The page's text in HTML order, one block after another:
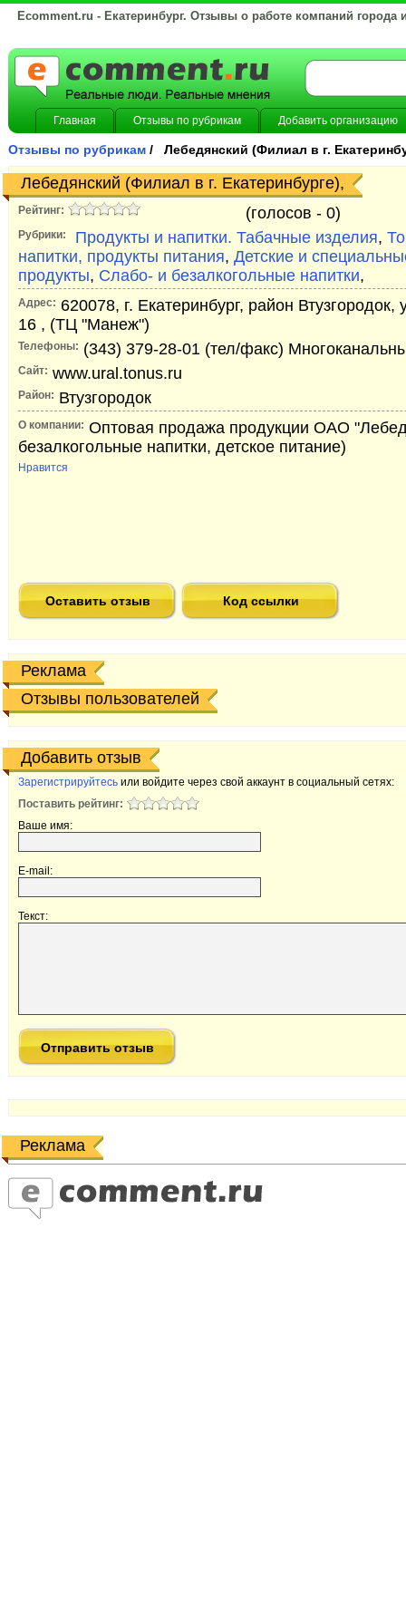
Ecomment.ru - Екатеринбург. Отзывы о работе компаний города
Главная Отзывы по рубрикам Добавить организацию
Отзывы по рубрикам / Лебедянский (Филиал в г.
Лебедянский (Филиал в г. Екатеринбурге),
Рейтинг: (голосов - 0)
Рубрики: Продукты и напитки. Табачные изделия,
напитки, продукты питания, Детские и
продукты, Слабо- и безалкогольные напитки,
Адрес: 620078, г. Екатеринбург, район
16 , (ТЦ "Манеж")
Телефоны: (343) 379-28-01 (тел/факс)
Сайт: www.ural.tonus.ru
Район: Втузгородок
О компании: Оптовая продажа продукции ОАО
безалкогольные напитки, детское питание)
Нравится
Оставить отзыв Код ссылки
Реклама
Отзывы пользователей
Добавить отзыв
Зарегистрируйтесь или войдите через свой аккаунт в социальный сетях:
Поставить рейтинг:
Ваше имя:
E-mail:
Текст:
Реклама